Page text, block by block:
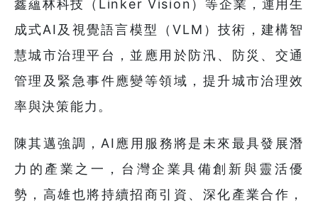
鑫蘊林科技（Linker Vision）等企業，運用生
成式AI及視覺語言模型（VLM）技術，建構智
慧城市治理平台，並應用於防汛、防災、交通
管理及緊急事件應變等領域，提升城市治理效
率與決策能力。
陳其邁強調，AI應用服務將是未來最具發展潛
力的產業之一，台灣企業具備創新與靈活優
勢，高雄也將持續招商引資、深化產業合作，